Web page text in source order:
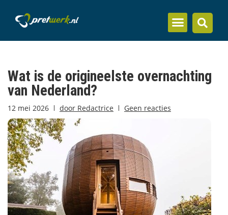
Wat is de origineelste overnachting
van Nederland?
12 mei 2026 door Redactrice Geen reacties